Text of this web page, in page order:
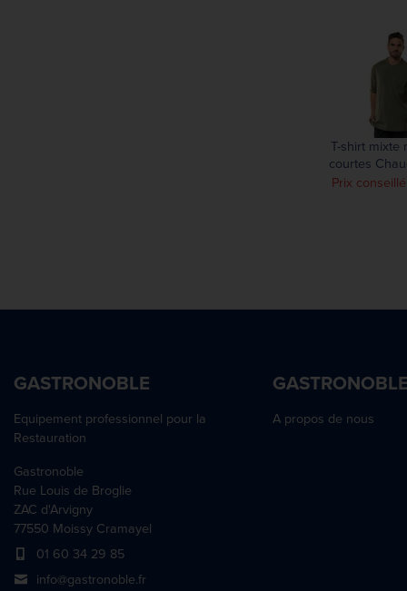
T-shirt mixte
courtes
Valente UFX
Prix
GASTRONOBLE
Equipement professionnel pour la
Restauration
Gastronoble
Rue Louis de Broglie
ZAC d'Arvigny
77550 Moissy Cramayel
01 60 34 29 85
info@gastronoble.fr
A propos de nous